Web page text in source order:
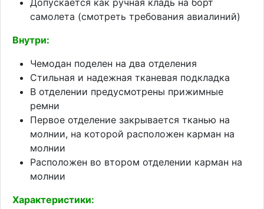
самолета (смотреть требования авиалиний)
Внутри:
Чемодан поделен на два отделения
Стильная и надежная тканевая подкладка
В отделении предусмотрены прижимные
ремни
Первое отделение закрывается тканью на
молнии, на которой расположен карман на
молнии
Расположен во втором отделении карман на
молнии
Характеристики: